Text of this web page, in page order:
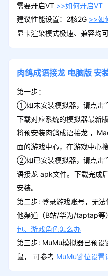
需要开启VT >>如何开启VT
建议性能设置：2核2G >>如
显卡渲染模式极速、兼容均
肉鸽成语接龙 电脑版 安
第一步：
①如未安装模拟器，请点击“
下载对应系统的模拟器最新
将预安装肉鸽成语接龙 ，
面的游戏中心，在游戏中心
②如已安装模拟器，请点击“
语接龙 apk文件。下载完成
安装。
第二步: 登录游戏账号，无
他渠道（B站/华为/taptap等
包、游戏角色怎么办
第三步: MuMu模拟器已预
鼠， 可参考 MuMu键位设置